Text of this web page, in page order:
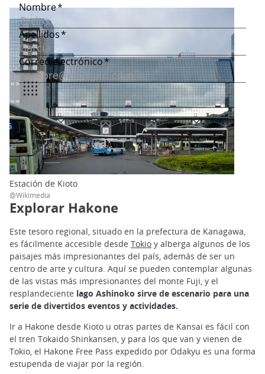
Estación de Kioto
@Wikimedia
Explorar Hakone
Este tesoro regional, situado en la prefectura de Kanagawa,
es fácilmente accesible desde Tokio y alberga algunos de los
paisajes más impresionantes del país, además de ser un
centro de arte y cultura. Aquí se pueden contemplar algunas
de las vistas más impresionantes del monte Fuji, y el
resplandeciente lago Ashinoko sirve de escenario para una
serie de divertidos eventos y actividades.
Ir a Hakone desde Kioto u otras partes de Kansai es fácil con
el tren Tokaido Shinkansen, y para los que van y vienen de
Tokio, el Hakone Free Pass expedido por Odakyu es una forma
estupenda de viajar por la región.